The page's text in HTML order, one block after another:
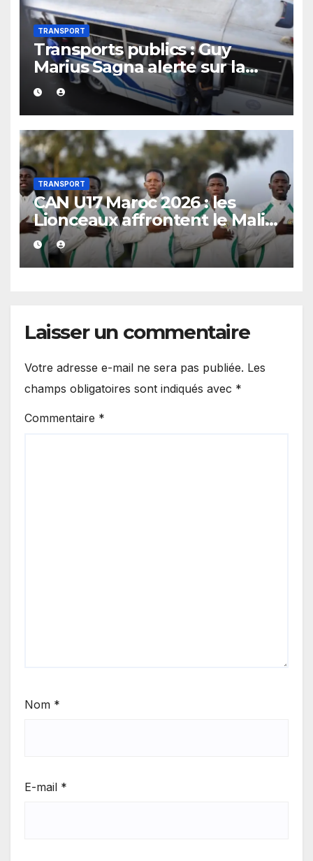
TRANSPORT
Transports publics : Guy
Marius Sagna alerte sur la
surcharge des bus « TATA »
et ses risques
TRANSPORT
CAN U17 Maroc 2026 : les
Lionceaux affrontent le Mali
pour une place en demi-
finale
Laisser un commentaire
Votre adresse e-mail ne sera pas publiée. Les
champs obligatoires sont indiqués avec *
Commentaire *
Nom *
E-mail *